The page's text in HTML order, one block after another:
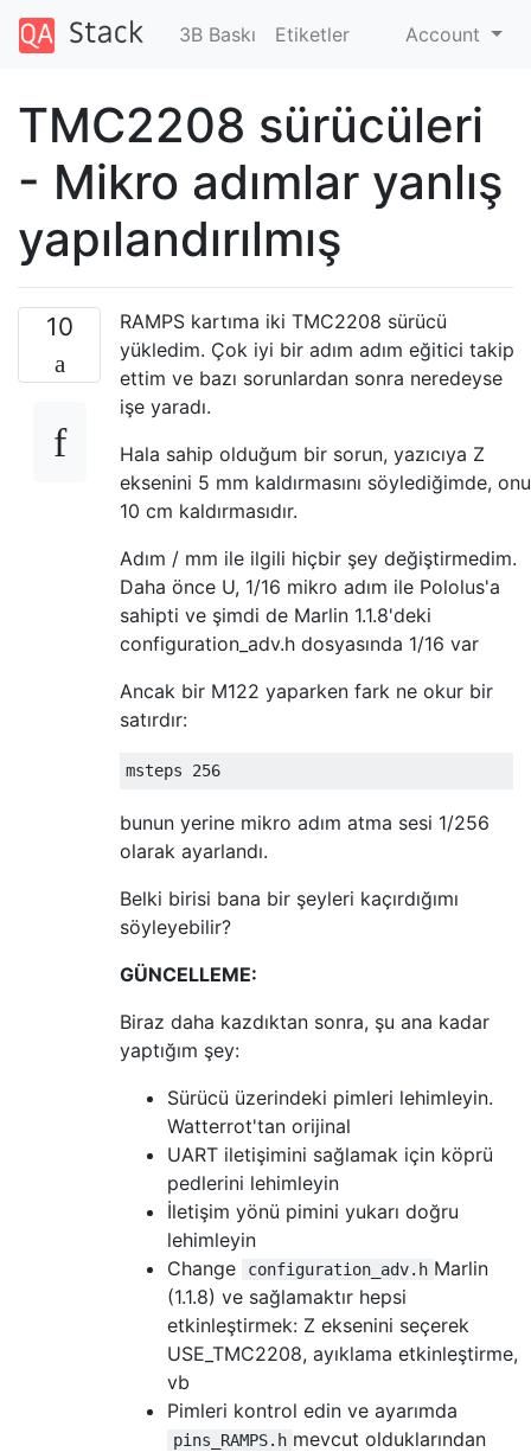
3B Baskı Etiketler Account
TMC2208 sürücüleri
- Mikro adımlar yanlış
yapılandırılmış
10
RAMPS kartıma iki TMC2208 sürücü
yükledim. Çok iyi bir adım adım eğitici takip
ettim ve bazı sorunlardan sonra neredeyse
işe yaradı.
Hala sahip olduğum bir sorun, yazıcıya Z
eksenini 5 mm kaldırmasını söylediğimde, onu
10 cm kaldırmasıdır.
Adım / mm ile ilgili hiçbir şey değiştirmedim.
Daha önce U, 1/16 mikro adım ile Pololus'a
sahipti ve şimdi de Marlin 1.1.8'deki
configuration_adv.h dosyasında 1/16 var
Ancak bir M122 yaparken fark ne okur bir
satırdır:
bunun yerine mikro adım atma sesi 1/256
olarak ayarlandı.
Belki birisi bana bir şeyleri kaçırdığımı
söyleyebilir?
GÜNCELLEME:
Biraz daha kazdıktan sonra, şu ana kadar
yaptığım şey:
Sürücü üzerindeki pimleri lehimleyin.
Watterrot'tan orijinal
UART iletişimini sağlamak için köprü
pedlerini lehimleyin
İletişim yönü pimini yukarı doğru
lehimleyin
Change
configuration_adv.h Marlin
(1.1.8) ve sağlamaktır hepsi
etkinleştirmek: Z eksenini seçerek
USE_TMC2208, ayıklama etkinleştirme,
vb
Pimleri kontrol edin ve ayarımda
pins_RAMPS.h mevcut olduklarından